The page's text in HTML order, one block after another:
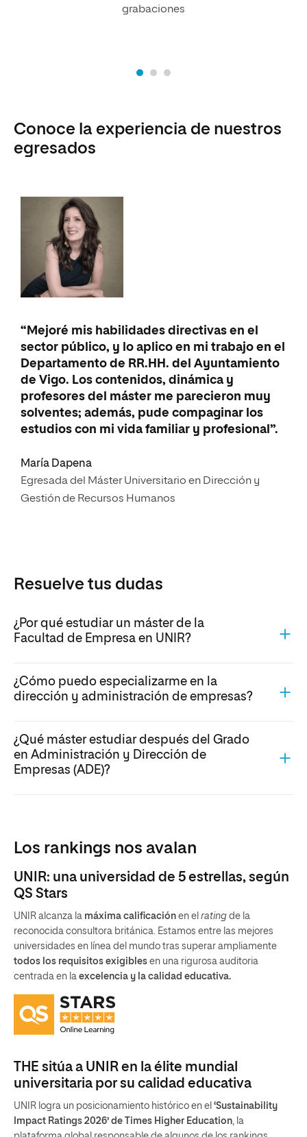
grabaciones
Conoce la experiencia de nuestros
egresados
“Mejoré mis habilidades directivas en el
sector público, y lo aplico en mi trabajo en el
Departamento de RR.HH. del Ayuntamiento
de Vigo. Los contenidos, dinámica y
profesores del máster me parecieron muy
solventes; además, pude compaginar los
estudios con mi vida familiar y profesional”.
María Dapena
Egresada del Máster Universitario en Dirección y
Gestión de Recursos Humanos
Resuelve tus dudas
¿Por qué estudiar un máster de la
Facultad de Empresa en UNIR?
¿Cómo puedo especializarme en la
dirección y administración de empresas?
¿Qué máster estudiar después del Grado
en Administración y Dirección de
Empresas (ADE)?
Los rankings nos avalan
UNIR: una universidad de 5 estrellas, según
QS Stars
UNIR alcanza la máxima calificación en el rating de la
reconocida consultora británica. Estamos entre las mejores
universidades en línea del mundo tras superar ampliamente
todos los requisitos exigibles en una rigurosa auditoria
centrada en la excelencia y la calidad educativa.
THE sitúa a UNIR en la élite mundial
universitaria por su calidad educativa
UNIR logra un posicionamiento histórico en el ‘Sustainability
Impact Ratings 2026’ de Times Higher Education, la